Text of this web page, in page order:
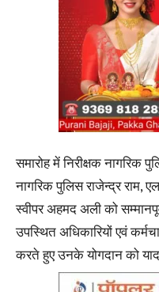
समारोह में निरीक्षक नागरिक
नागरिक पुलिस राजेन्द्र राम,
स्वीपर अहमद अली को
उपस्थित अधिकारियों एवं
करते हुए उनके योगदान को याद